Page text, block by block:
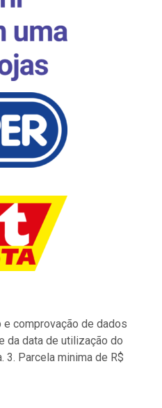
comprovação de dados
da data de utilização do
3. Parcela minima de R$